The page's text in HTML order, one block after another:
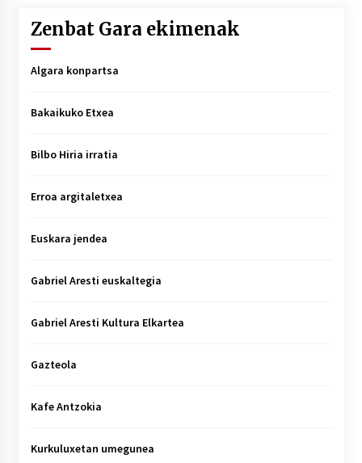
Zenbat Gara ekimenak
Algara konpartsa
Bakaikuko Etxea
Bilbo Hiria irratia
Erroa argitaletxea
Euskara jendea
Gabriel Aresti euskaltegia
Gabriel Aresti Kultura Elkartea
Gazteola
Kafe Antzokia
Kurkuluxetan umegunea